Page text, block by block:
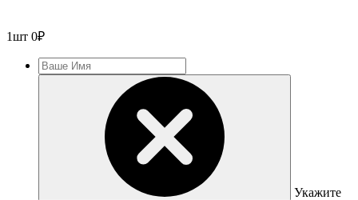
1шт 0₽
Укажите